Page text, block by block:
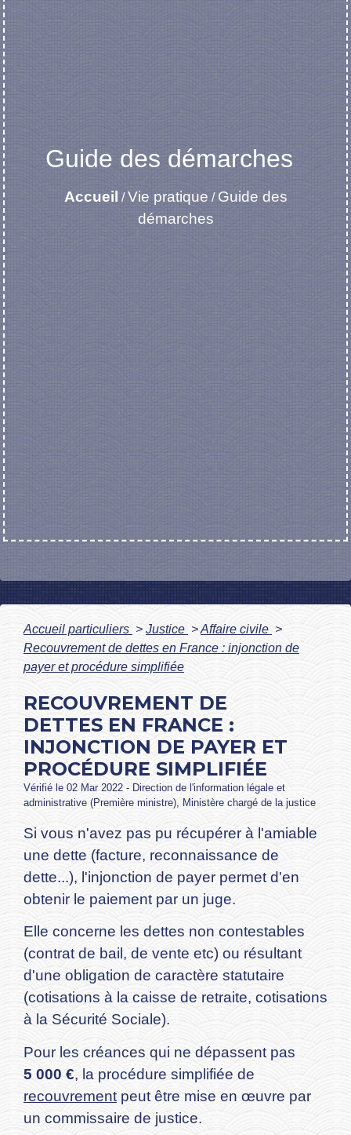
Guide des démarches
Accueil / Vie pratique / Guide des
démarches
Accueil particuliers > Justice >Affaire civile >
Recouvrement de dettes en France : injonction de
payer et procédure simplifiée
RECOUVREMENT DE
DETTES EN FRANCE :
INJONCTION DE PAYER ET
PROCÉDURE SIMPLIFIÉE
Vérifié le 02 Mar 2022 - Direction de l'information légale et
administrative (Première ministre), Ministère chargé de la justice
Si vous n'avez pas pu récupérer à l'amiable
une dette (facture, reconnaissance de
dette...), l'injonction de payer permet d'en
obtenir le paiement par un juge.
Elle concerne les dettes non contestables
(contrat de bail, de vente etc) ou résultant
d'une obligation de caractère statutaire
(cotisations à la caisse de retraite, cotisations
à la Sécurité Sociale).
Pour les créances qui ne dépassent pas
5 000 €, la procédure simplifiée de
recouvrement peut être mise en œuvre par
un commissaire de justice.